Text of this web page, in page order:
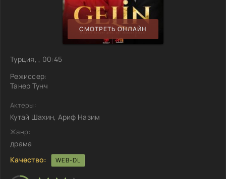
СМОТРЕТЬ ОНЛАЙН
Турция, , 00:45
Режиссер:
Танер Тунч
Актеры:
Кутай Шахин, Ариф Назим
Жанр:
драма
Качество:
WEB-DL